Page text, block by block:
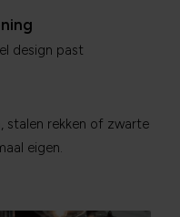
design past
stalen rekken of zwarte
eigen.